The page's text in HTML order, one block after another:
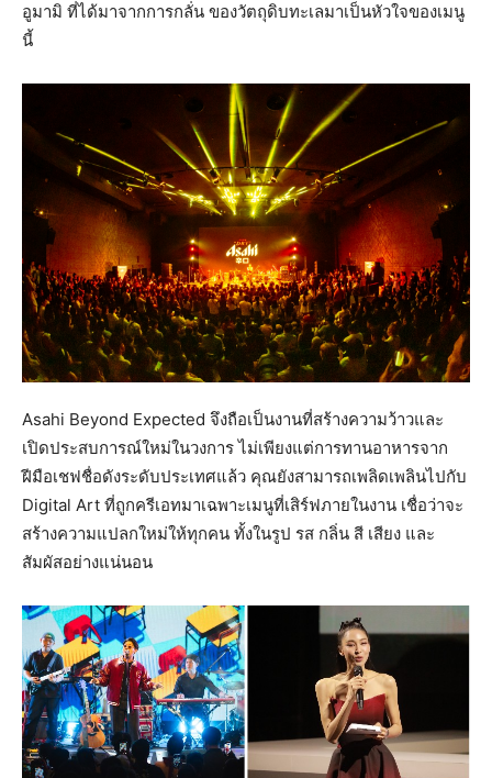
อูมามิ ที่ได้มาจากการกลั่น ของวัตถุดิบทะเลมาเป็นหัวใจของเมนู
นี้
Asahi Beyond Expected จึงถือเป็นงานที่สร้างความว้าวและ
เปิดประสบการณ์ใหม่ในวงการ ไม่เพียงแต่การทานอาหารจาก
ฝีมือเชฟชื่อดังระดับประเทศแล้ว คุณยังสามารถเพลิดเพลินไปกับ
Digital Art ที่ถูกครีเอทมาเฉพาะเมนูที่เสิร์ฟภายในงาน เชื่อว่าจะ
สร้างความแปลกใหม่ให้ทุกคน ทั้งในรูป รส กลิ่น สี เสียง และ
สัมผัสอย่างแน่นอน